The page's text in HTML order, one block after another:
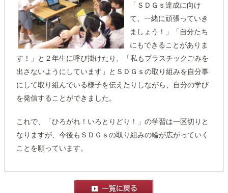
「ＳＤＧｓ達成に向け
て、一緒に頑張っていき
ましょう！」「自分たち
にもできることがありま
す！」と２年生に呼び掛けたり、「私もプラスチックごみを
出さないようにしています」とＳＤＧｓの取り組みを自分事
にして取り組んでいる様子を伝えたりしながら、自分の学び
を発信することができました。
これで、「ひろがれ！いろとりどり！」の学習は一区切りと
なりますが、今後もＳＤＧｓの取り組みの輪が広がっていく
ことを願っています。